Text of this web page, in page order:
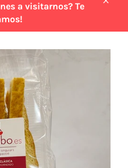
a visitarnos? Te